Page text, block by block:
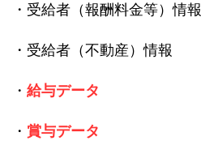
・受給者（報酬料金等）情報
・受給者（不動産）情報
・ 給与データ
・ 賞与データ